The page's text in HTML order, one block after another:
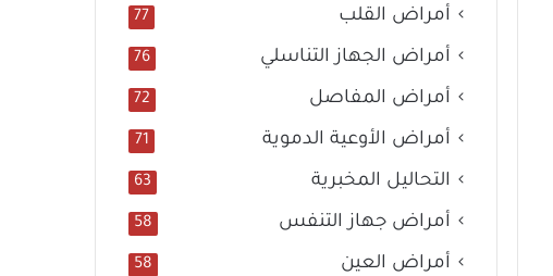
أمراض القلب 77
أمراض الجهاز التناسلي 76
أمراض المفاصل 72
أمراض الأوعية الدموية 71
التحاليل المخبرية 63
أمراض جهاز التنفس 58
أمراض العين 58